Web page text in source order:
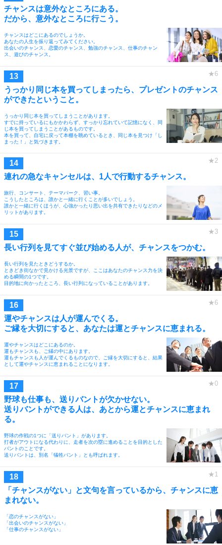
チャンスは意外なところにある。
だから、意外なところに行こう。
チャンスはどこにあるのでしょうか。
あなたの人生を振り返ってみてください。
出会いのチャンス、恋愛のチャンス、勉強のチャンス、仕事のチャン
ス、遊びのチャンス。
うっかり同じ本を買ってしまったら、プレゼントのチャンス
ができたということ。
うっかり同じ本を買ってしまうことがあります。
すでに持っているにもかかわらず、すっかり忘れていて記憶になく、同
じ本を買ってしまうことがあるものです。
本を買って、自宅に戻って本棚を眺めているとき、同じ本を見つけ「し
まった！」と気づきます。
連れの急なキャンセルは、1人で行動するチャンス。
旅行、コンサート、テーマパーク、習い事。
こうしたところは、誰かと一緒に行くことが多いでしょう。
誰かと一緒に行くほうが、心強かったり思い出を共有できたりなどのメ
リットがあります。
長い行列を見てすぐ並び始める人が、チャンスをつかむ。
長い行列を見たときどうするか。
ときどき街なかで見かける光景ですが、ここはあなたのチャンス力を決
める瞬間の1つです。
目的地に向かったところ、長い行列になっていることがあります。
運やチャンスは人が運んでくる。
ご縁を大切にすると、あなたは運とチャンスに恵まれる。
運やチャンスはどこにあるのか。
運もチャンスも、ご縁の中にあります。
運もチャンスも人が運んでくるものなので、ご縁を大切にすると、結果
として運やチャンスに恵まれることになります。
野球も仕事も、送りバントが欠かせない。
送りバントができる人は、あとから運とチャンスに恵まれ
る。
野球の作戦の1つに「送りバント」があります。
打者がアウトになる代わりに、走者を次の塁に進めることを目的とした
バントのことです。
送りバントは、別名「犠牲バント」とも呼ばれます。
「チャンスがない」と文句を言っているから、チャンスに恵
まれない。
「恋のチャンスがない」
「出会いのチャンスがない」
「仕事のチャンスがない」